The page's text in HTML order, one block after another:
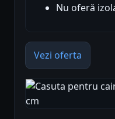
Nu oferă
Vezi oferta